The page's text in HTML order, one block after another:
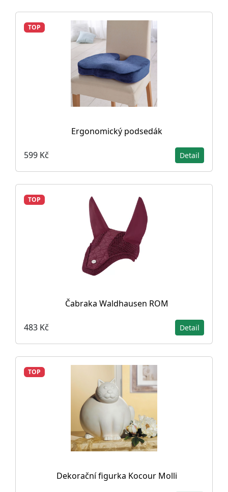
TOP
Ergonomický podsedák
599 Kč Detail
TOP
Čabraka Waldhausen ROM
483 Kč Detail
TOP
Dekorační figurka Kocour Molli